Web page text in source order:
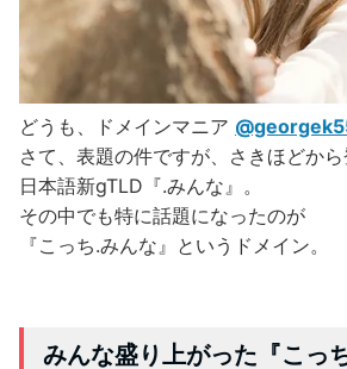
どうも、ドメインマニア
さて、表題の件ですが、さきほどか
日本語新gTLD『.みんな』。
その中でも特に話題になったのが
『こっち.みんな』というドメイン。
みんな盛り上がった『こっ